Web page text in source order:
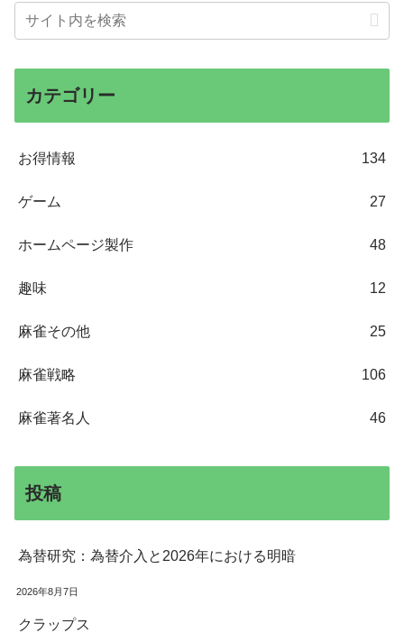
カテゴリー
お得情報 134
ゲーム 27
ホームページ製作 48
趣味 12
麻雀その他 25
麻雀戦略 106
麻雀著名人 46
投稿
為替研究：為替介入と2026年における明暗
2026年8月7日
クラップス